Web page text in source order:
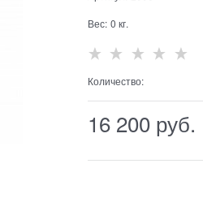
Вес: 0 кг.
Количество:
16 200 руб.